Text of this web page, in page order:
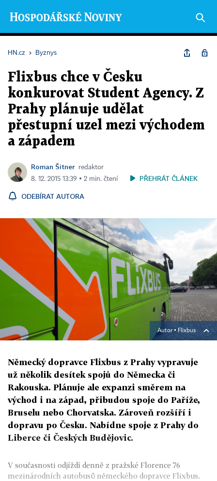
HN.cz › Byznys
Flixbus chce v Česku
konkurovat Student Agency. Z
Prahy plánuje udělat
přestupní uzel mezi východem
a západem
Roman Šitner
redaktor
8. 12. 2015 13:39 ▪ 2 min. čtení
PŘEHRÁT ČLÁNEK
ODEBÍRAT AUTORA
Autor ▪ Flixbus
Německý dopravce Flixbus z Prahy vypravuje
už několik desítek spojů do Německa či
Rakouska. Plánuje ale expanzi směrem na
východ i na západ, přibudou spoje do Paříže,
Bruselu nebo Chorvatska. Zároveň rozšíří i
dopravu po Česku. Nabídne spoje z Prahy do
Liberce či Českých Budějovic.
V současnosti odjíždí denně z pražské Florence 76
mezinárodních autobusů německého dopravce Flixbus.